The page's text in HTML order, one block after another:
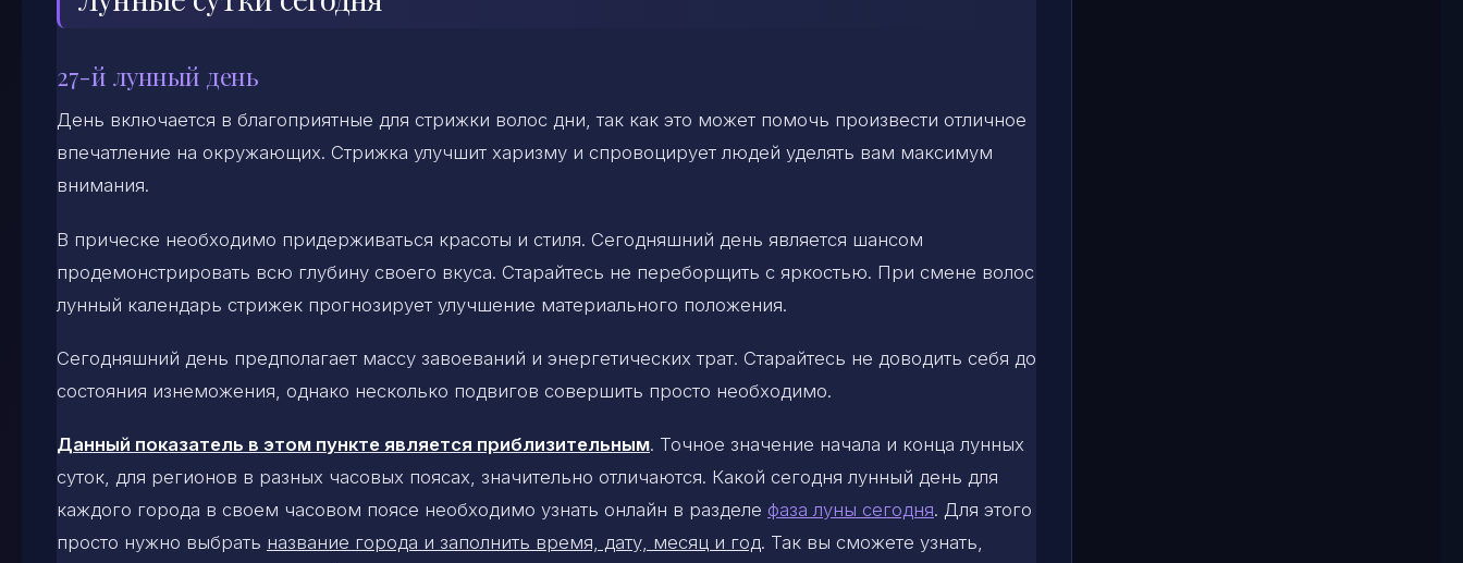
27-й лунный день
День включается в благоприятные для стрижки волос дни, так как это может помочь произвести отличное
впечатление на окружающих. Стрижка улучшит харизму и спровоцирует людей уделять вам максимум
внимания.
В прическе необходимо придерживаться красоты и стиля. Сегодняшний день является шансом
продемонстрировать всю глубину своего вкуса. Старайтесь не переборщить с яркостью. При смене волос
лунный календарь стрижек прогнозирует улучшение материального положения.
Сегодняшний день предполагает массу завоеваний и энергетических трат. Старайтесь не доводить себя до
состояния изнеможения, однако несколько подвигов совершить просто необходимо.
Данный показатель в этом пункте является приблизительным. Точное значение начала и конца лунных
суток, для регионов в разных часовых поясах, значительно отличаются. Какой сегодня лунный день для
каждого города в своем часовом поясе необходимо узнать онлайн в разделе фаза луны сегодня. Для этого
просто нужно выбрать название города и заполнить время, дату, месяц и год. Так вы сможете узнать,